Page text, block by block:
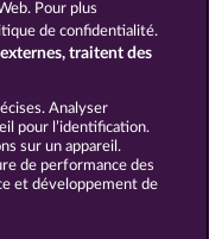
FAQ
rétractation
Pour plus
de confidentialité.
traitent des
Analyser
pour l’identification.
sur un appareil.
de performance des
et développement de